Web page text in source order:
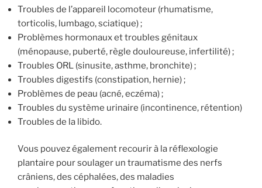
Troubles de l’appareil locomoteur (rhumatisme,
torticolis, lumbago, sciatique) ;
Problèmes hormonaux et troubles génitaux
(ménopause, puberté, règle douloureuse, infertilité) ;
Troubles ORL (sinusite, asthme, bronchite) ;
Troubles digestifs (constipation, hernie) ;
Problèmes de peau (acné, eczéma) ;
Troubles du système urinaire (incontinence, rétention)
Troubles de la libido.
Vous pouvez également recourir à la réflexologie
plantaire pour soulager un traumatisme des nerfs
crâniens, des céphalées, des maladies